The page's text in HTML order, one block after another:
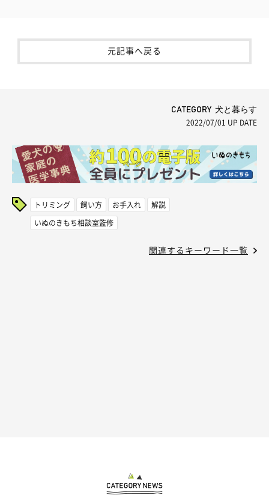
元記事へ戻る
CATEGORY 犬と暮らす
2022/07/01 UP DATE
トリミング 飼い方 お手入れ
解説
いぬのきもち相談室監修
関連するキーワード一覧